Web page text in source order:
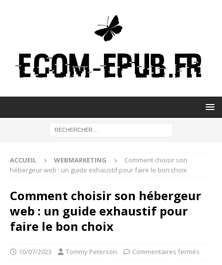
ACCUEIL WEBMARKETING
Comment choisir son
hébergeur web : un guide exhaustif pour faire le bon choix
Comment choisir son hébergeur
web : un guide exhaustif pour
faire le bon choix
10/07/2023 Tommy Peterson Commentaires fermés